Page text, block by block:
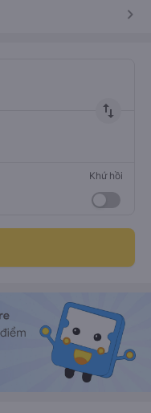
keyboard_arrow_right
import_export
Khứ hồi